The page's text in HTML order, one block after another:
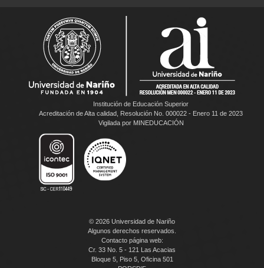
Institución de Educación Superior
Acreditación de Alta calidad, Resolución No. 000022 - Enero 11 de 2023
Vigilada por MINEDUCACIÓN
© 2026 Universidad de Nariño
Algunos derechos reservados.
Contacto página web:
Cr. 33 No. 5 - 121 Las Acacias
Bloque 5, Piso 5, Oficina 501